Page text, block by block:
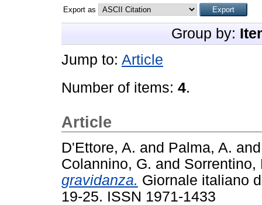
Export as
Group by:
Jump to: Article
Number of items: 4.
Article
D'Ettore, A. and Palma, A.
Colannino, G. and Sorrentino,
gravidanza. Giornale italiano
19-25. ISSN 1971-1433